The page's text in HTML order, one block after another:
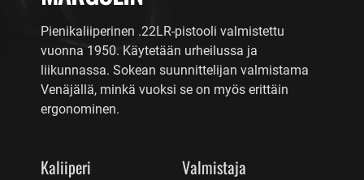
Pienikaliiperinen .22LR-pistooli valmistettu
vuonna 1950. Käytetään urheilussa ja
liikunnassa. Sokean suunnittelijan valmistama
Venäjällä, minkä vuoksi se on myös erittäin
ergonominen.
Kaliiperi Valmistaja